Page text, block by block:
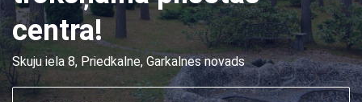
centra!
Skuju iela 8, Priedkalne, Garkalnes novads